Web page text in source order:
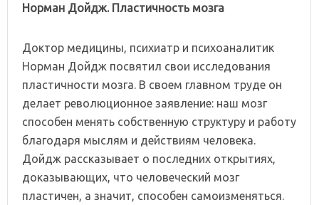
Норман Дойдж. Пластичность мозга
Доктор медицины, психиатр и психоаналитик
Норман Дойдж посвятил свои исследования
пластичности мозга. В своем главном труде он
делает революционное заявление: наш мозг
способен менять собственную структуру и работу
благодаря мыслям и действиям человека.
Дойдж рассказывает о последних открытиях,
доказывающих, что человеческий мозг
пластичен, а значит, способен самоизменяться.